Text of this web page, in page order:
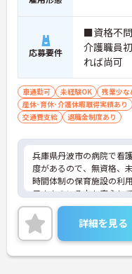
応募要件
■資格不
介護職員
れば尚可
車通勤可 未経験OK 残業少な
産休･育休･介護休暇取得実績あり
交通費支給
退職金制度あり
兵庫県丹波市の病院で看
度があるので、無資格、
時間体制の保育施設の利
子さんのいる方も安心し
興味のある方は、面接ポ
で、お気軽にご連絡くださ
詳細を見る